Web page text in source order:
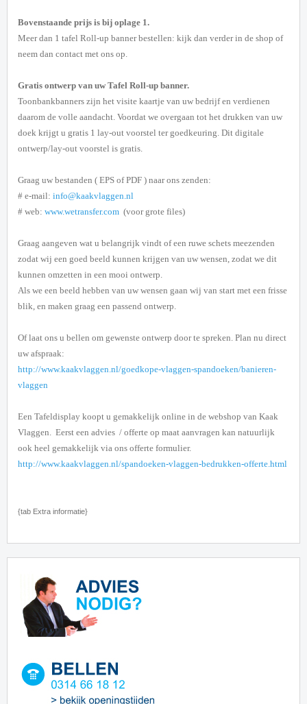
Bovenstaande prijs is bij oplage 1.
Meer dan 1 tafel Roll-up banner bestellen: kijk dan verder in de shop of
neem dan contact met ons op.
Gratis ontwerp van uw Tafel Roll-up banner.
Toonbankbanners zijn het visite kaartje van uw bedrijf en verdienen
daarom de volle aandacht. Voordat we overgaan tot het drukken van uw
doek krijgt u gratis 1 lay-out voorstel ter goedkeuring. Dit digitale
ontwerp/lay-out voorstel is gratis.
Graag uw bestanden ( EPS of PDF ) naar ons zenden:
# e-mail: info@kaakvlaggen.nl
# web: www.wetransfer.com (voor grote files)
Graag aangeven wat u belangrijk vindt of een ruwe schets meezenden
zodat wij een goed beeld kunnen krijgen van uw wensen, zodat we dit
kunnen omzetten in een mooi ontwerp.
Als we een beeld hebben van uw wensen gaan wij van start met een frisse
blik, en maken graag een passend ontwerp.
Of laat ons u bellen om gewenste ontwerp door te spreken. Plan nu direct
uw afspraak:
http://www.kaakvlaggen.nl/goedkope-vlaggen-spandoeken/banieren-
vlaggen
Een Tafeldisplay koopt u gemakkelijk online in de webshop van Kaak
Vlaggen. Eerst een advies / offerte op maat aanvragen kan natuurlijk
ook heel gemakkelijk via ons offerte formulier.
http://www.kaakvlaggen.nl/spandoeken-vlaggen-bedrukken-offerte.html
{tab Extra informatie}